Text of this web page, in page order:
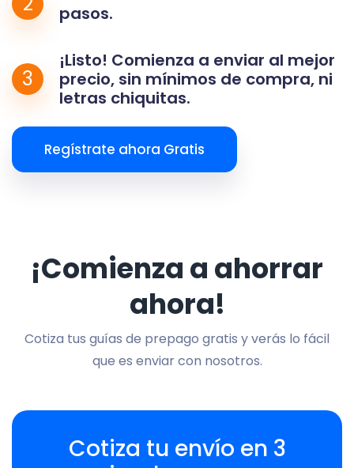
pasos.
3
¡Listo! Comienza a enviar al mejor
precio, sin mínimos de compra, ni
letras chiquitas.
Regístrate ahora Gratis
¡Comienza a ahorrar
ahora!
Cotiza tus guías de prepago gratis y verás lo fácil
que es enviar con nosotros.
Cotiza tu envío en 3